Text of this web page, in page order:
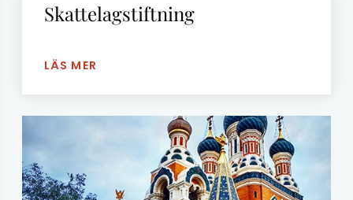
Skattelagstiftning
LÄS MER